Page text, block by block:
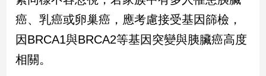
觀
點
南
台
癌、乳癌或卵巢癌，應考慮接受基因篩檢，
因BRCA1與BRCA2等基因突變與胰臟癌高度
相關。